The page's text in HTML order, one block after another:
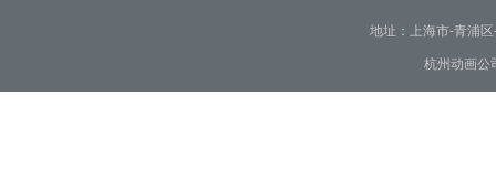
地址：上海市-青浦
杭州动画公